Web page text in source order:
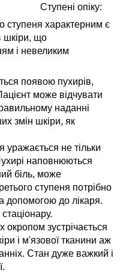
Ступені опіку:
ступеня характерним є
шкіри, що
і невеликим
появою пухирів,
може відчувати
наданні
змін шкіри, як
уражається не тільки
наповнюються
біль, може
ступеня потрібно
допомогою до лікаря.
окропом зустрічається
і м'язової тканини аж
Стан дуже важкий і